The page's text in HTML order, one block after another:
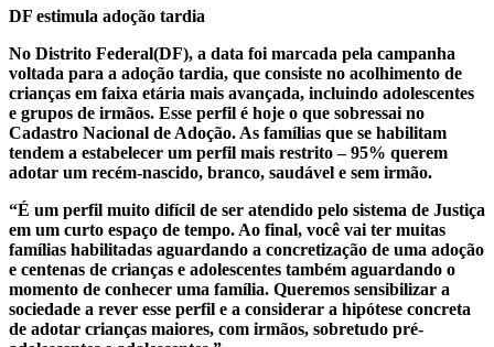
DF estimula adoção tardia
No Distrito Federal(DF), a data foi marcada pela campanha
voltada para a adoção tardia, que consiste no acolhimento de
crianças em faixa etária mais avançada, incluindo adolescentes
e grupos de irmãos. Esse perfil é hoje o que sobressai no
Cadastro Nacional de Adoção. As famílias que se habilitam
tendem a estabelecer um perfil mais restrito – 95% querem
adotar um recém-nascido, branco, saudável e sem irmão.
“É um perfil muito difícil de ser atendido pelo sistema de Justiça
em um curto espaço de tempo. Ao final, você vai ter muitas
famílias habilitadas aguardando a concretização de uma adoção
e centenas de crianças e adolescentes também aguardando o
momento de conhecer uma família. Queremos sensibilizar a
sociedade a rever esse perfil e a considerar a hipótese concreta
de adotar crianças maiores, com irmãos, sobretudo pré-